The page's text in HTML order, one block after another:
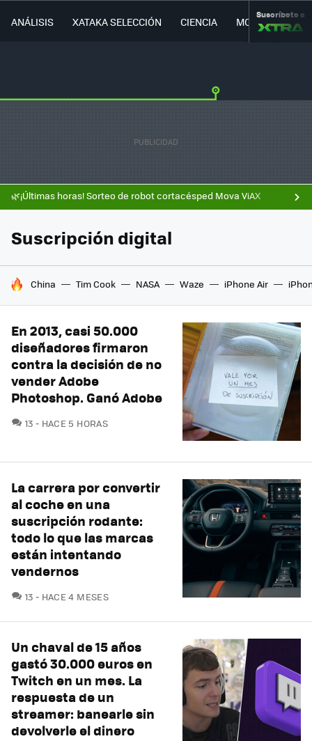
ANÁLISIS XATAKA SELECCIÓN CIENCIA MOVILIDAD
Suscríbete a
🌿¡Últimas horas! Sorteo de robot cortacésped Mova ViAX
Suscripción digital
HOY SE HABLA DE
China Tim Cook NASA Waze iPhone Air
En 2013, casi 50.000
diseñadores firmaron
contra la decisión de no
vender Adobe
Photoshop. Ganó Adobe
13 COMENTARIOS
HACE 5 HORAS
La carrera por convertir
al coche en una
suscripción rodante:
todo lo que las marcas
están intentando
vendernos
13 COMENTARIOS
HACE 4 MESES
Un chaval de 15 años
gastó 30.000 euros en
Twitch en un mes. La
respuesta de un
streamer: banearle sin
devolverle el dinero